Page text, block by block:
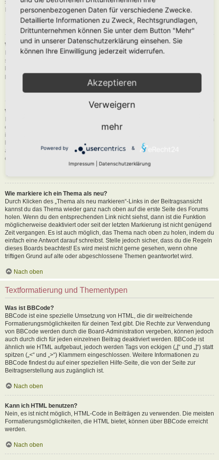
siehst du eine Schaltfläche in der Nähe des Beitrags, um diesen zu melden.
Du wirst dann durch die weiteren Schritte geführt.
Nach oben
Was bewirkt die „Speichern“-Schaltfläche beim Schreiben eines Beitrags?
Hiermit kannst du die geschriebene Entwürfe speichern und zu einem
späteren Zeitpunkt vervollständigen und absenden. Den gesicherten Beitrag
kannst du mit der Funktion „Gespeicherte Entwürfe verwalten“ in deinem
persönlichen Bereich erneut laden.
Nach oben
Warum muss mein Beitrag erst freigegeben werden?
Die Board-Administration kann entschieden haben, dass in dem Forum, in dem
du einen Beitrag erstellt hast, die Beiträge zuerst geprüft werden müssen. Es
ist auch möglich, dass die Administration dich zu einer Gruppe von Benutzern
hinzugefügt hat, bei denen sie die Beiträge erst begutachten möchte, bevor sie
auf der Seite sichtbar werden. Bitte kontaktiere die Board-Administration, wenn
du weitere Informationen dazu benötigst.
Wie markiere ich ein Thema als neu?
Durch Klicken des „Thema als neu markieren“-Links in der Beitragsansicht
kannst du das Thema wieder ganz nach oben auf die erste Seite des Forums
holen. Wenn du den entsprechenden Link nicht siehst, dann ist die Funktion
möglicherweise deaktiviert oder seit der letzten Markierung ist nicht genügend
Zeit vergangen. Es ist auch möglich, das Thema nach oben zu holen, indem du
einfach eine Antwort darauf schreibst. Stelle jedoch sicher, dass du die Regeln
dieses Boards beachtest! Es wird meist nicht gerne gesehen, wenn ohne
triftigen Grund auf alte oder abgeschlossene Themen geantwortet wird.
Nach oben
Textformatierung und Thementypen
Was ist BBCode?
BBCode ist eine spezielle Umsetzung von HTML, die dir weitreichende
Formatierungsmöglichkeiten für deinen Text gibt. Die Rechte zur Verwendung
von BBCode werden durch die Board-Administration vergeben, können jedoch
auch durch dich für jeden einzelnen Beitrag deaktiviert werden. BBCode ist
ähnlich wie HTML aufgebaut, jedoch werden Tags von eckigen („[“ und „]“) statt
spitzen („<“ und „>“) Klammern eingeschlossen. Weitere Informationen zu
BBCode findest du auf einer speziellen Hilfe-Seite, die von der Seite zur
Beitragserstellung aus zugänglich ist.
Nach oben
Kann ich HTML benutzen?
Nein, es ist nicht möglich, HTML-Code in Beiträgen zu verwenden. Die meisten
Formatierungsmöglichkeiten, die HTML bietet, können über BBCode erreicht
werden.
Nach oben
personenbezogenen Daten für verschiedene Zwecke.
Detaillierte Informationen zu Zweck, Rechtsgrundlagen,
Drittunternehmen können Sie unter dem Button "Mehr"
und in unserer Datenschutzerklärung einsehen. Sie
können Ihre Einwilligung jederzeit widerrufen.
Akzeptieren
Verweigern
mehr
Powered by &
Impressum Datenschutzerklärung